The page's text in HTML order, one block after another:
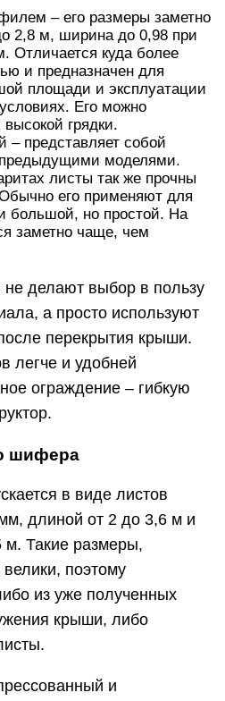
– его размеры заметно
2,8 м, ширина до 0,98 при
Отличается куда более
и предназначен для
площади и эксплуатации
Его можно
грядки.
представляет собой
моделями.
листы так же прочны
его применяют для
большой, но простой. На
заметно чаще, чем
не делают выбор в пользу
а просто используют
перекрытия крыши.
легче и удобней
ограждение – гибкую
шифера
в виде листов
длиной от 2 до 3,6 м и
м. Такие размеры,
поэтому
из уже полученных
крыши, либо
и